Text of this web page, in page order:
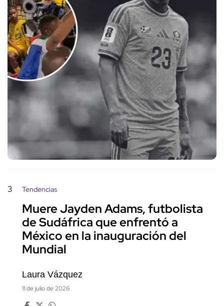
3 Tendencias
Muere Jayden Adams, futbolista
de Sudáfrica que enfrentó a
México en la inauguración del
Mundial
Laura Vázquez
11 de julio de 2026